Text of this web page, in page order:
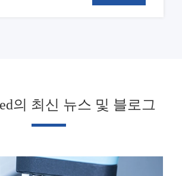
의 최신 뉴스 및 블로그